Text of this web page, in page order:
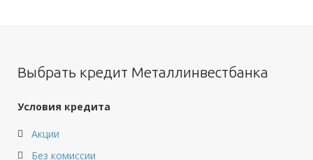
Выбрать кредит Металлинвестбанка
Условия кредита
Акции
Без комиссии